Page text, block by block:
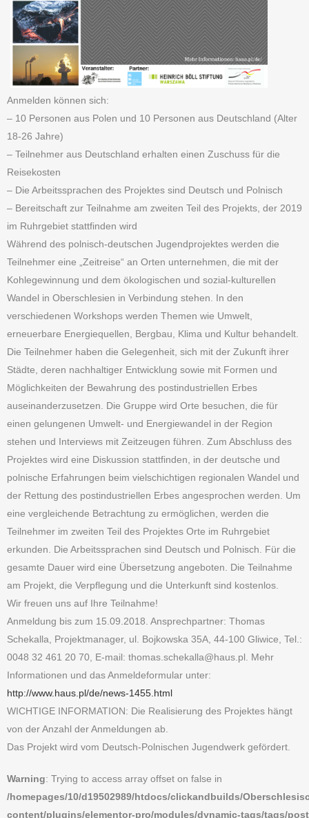
Anmelden können sich:
– 10 Personen aus Polen und 10 Personen aus Deutschland (Alter
18-26 Jahre)
– Teilnehmer aus Deutschland erhalten einen Zuschuss für die
Reisekosten
– Die Arbeitssprachen des Projektes sind Deutsch und Polnisch
– Bereitschaft zur Teilnahme am zweiten Teil des Projekts, der 2019
im Ruhrgebiet stattfinden wird
Während des polnisch-deutschen Jugendprojektes werden die
Teilnehmer eine „Zeitreise“ an Orten unternehmen, die mit der
Kohlegewinnung und dem ökologischen und sozial-kulturellen
Wandel in Oberschlesien in Verbindung stehen. In den
verschiedenen Workshops werden Themen wie Umwelt,
erneuerbare Energiequellen, Bergbau, Klima und Kultur behandelt.
Die Teilnehmer haben die Gelegenheit, sich mit der Zukunft ihrer
Städte, deren nachhaltiger Entwicklung sowie mit Formen und
Möglichkeiten der Bewahrung des postindustriellen Erbes
auseinanderzusetzen. Die Gruppe wird Orte besuchen, die für
einen gelungenen Umwelt- und Energiewandel in der Region
stehen und Interviews mit Zeitzeugen führen. Zum Abschluss des
Projektes wird eine Diskussion stattfinden, in der deutsche und
polnische Erfahrungen beim vielschichtigen regionalen Wandel und
der Rettung des postindustriellen Erbes angesprochen werden. Um
eine vergleichende Betrachtung zu ermöglichen, werden die
Teilnehmer im zweiten Teil des Projektes Orte im Ruhrgebiet
erkunden. Die Arbeitssprachen sind Deutsch und Polnisch. Für die
gesamte Dauer wird eine Übersetzung angeboten. Die Teilnahme
am Projekt, die Verpflegung und die Unterkunft sind kostenlos.
Wir freuen uns auf Ihre Teilnahme!
Anmeldung bis zum 15.09.2018. Ansprechpartner: Thomas
Schekalla, Projektmanager, ul. Bojkowska 35A, 44-100 Gliwice, Tel.:
0048 32 461 20 70, E-mail: thomas.schekalla@haus.pl. Mehr
Informationen und das Anmeldeformular unter:
http://www.haus.pl/de/news-1455.html
WICHTIGE INFORMATION: Die Realisierung des Projektes hängt
von der Anzahl der Anmeldungen ab.
Das Projekt wird vom Deutsch-Polnischen Jugendwerk gefördert.
Warning: Trying to access array offset on false in
/homepages/10/d19502989/htdocs/clickandbuilds/
content/plugins/elementor-pro/modules/dynamic-tags/tags/